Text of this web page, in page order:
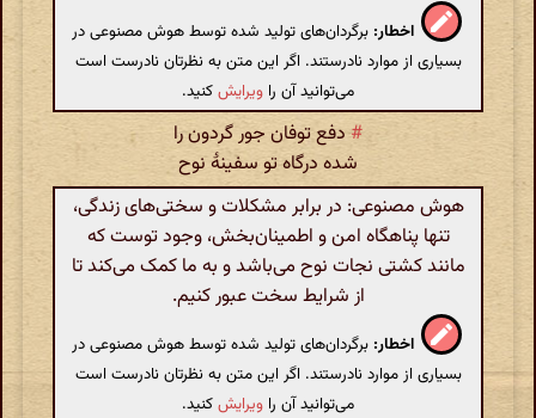
اخطار: برگردان‌های تولید شده توسط هوش مصنوعی در
بسیاری از موارد نادرستند. اگر این متن به نظرتان نادرست است
می‌توانید آن را ویرایشکنید.
#دفع توفان جور گردون را
شده درگاه تو سفینهٔ نوح
هوش مصنوعی: در برابر مشکلات و سختی‌های زندگی،
تنها پناهگاه امن و اطمینان‌بخش، وجود توست که
مانند کشتی نجات نوح می‌باشد و به ما کمک می‌کند تا
از شرایط سخت عبور کنیم.
اخطار: برگردان‌های تولید شده توسط هوش مصنوعی در
بسیاری از موارد نادرستند. اگر این متن به نظرتان نادرست است
می‌توانید آن را ویرایشکنید.